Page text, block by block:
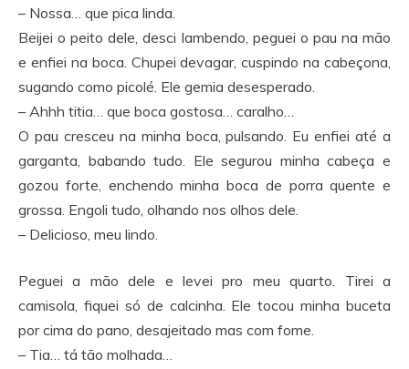
– Nossa… que pica linda.
Beijei o peito dele, desci lambendo, peguei o pau na mão
e enfiei na boca. Chupei devagar, cuspindo na cabeçona,
sugando como picolé. Ele gemia desesperado.
– Ahhh titia… que boca gostosa… caralho…
O pau cresceu na minha boca, pulsando. Eu enfiei até a
garganta, babando tudo. Ele segurou minha cabeça e
gozou forte, enchendo minha boca de porra quente e
grossa. Engoli tudo, olhando nos olhos dele.
– Delicioso, meu lindo.
Peguei a mão dele e levei pro meu quarto. Tirei a
camisola, fiquei só de calcinha. Ele tocou minha buceta
por cima do pano, desajeitado mas com fome.
– Tia… tá tão molhada…